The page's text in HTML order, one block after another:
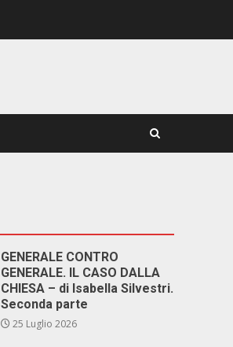
GENERALE CONTRO
GENERALE. IL CASO DALLA
CHIESA – di Isabella Silvestri.
Seconda parte
25 Luglio 2026